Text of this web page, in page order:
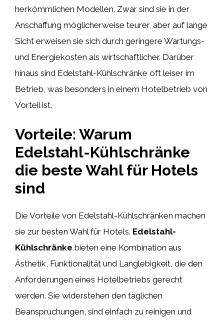
herkömmlichen Modellen. Zwar sind sie in der
Anschaffung möglicherweise teurer, aber auf lange
Sicht erweisen sie sich durch geringere Wartungs-
und Energiekosten als wirtschaftlicher. Darüber
hinaus sind Edelstahl-Kühlschränke oft leiser im
Betrieb, was besonders in einem Hotelbetrieb von
Vorteil ist.
Vorteile: Warum
Edelstahl-Kühlschränke
die beste Wahl für Hotels
sind
Die Vorteile von Edelstahl-Kühlschränken machen
sie zur besten Wahl für Hotels. Edelstahl-
Kühlschränke bieten eine Kombination aus
Ästhetik, Funktionalität und Langlebigkeit, die den
Anforderungen eines Hotelbetriebs gerecht
werden. Sie widerstehen den täglichen
Beanspruchungen, sind einfach zu reinigen und